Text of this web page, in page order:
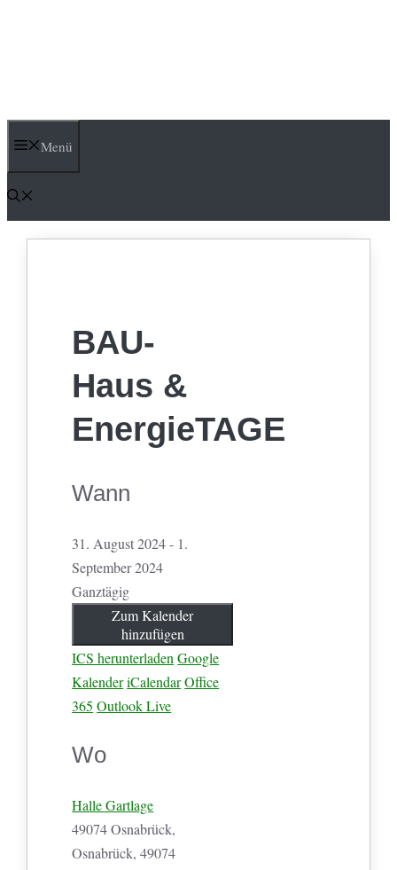
Menü
BAU-
Haus &
EnergieTAGE
Wann
31. August 2024 - 1.
September 2024
Ganztägig
Zum Kalender
hinzufügen
ICS herunterladen Google
KalenderiCalendarOffice
365 Outlook Live
Wo
Halle Gartlage
49074 Osnabrück,
Osnabrück, 49074